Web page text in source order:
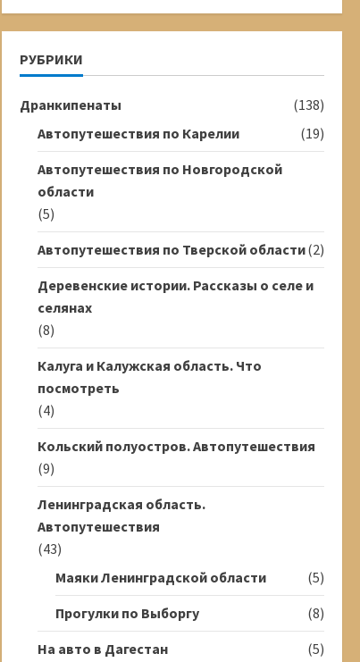
РУБРИКИ
Дранкипенаты
(138)
Автопутешествия по Карелии
(19)
Автопутешествия по Новгородской
области
(5)
Автопутешествия по Тверской области(2)
Деревенские истории. Рассказы о селе и
селянах
(8)
Калуга и Калужская область. Что
посмотреть
(4)
Кольский полуостров. Автопутешествия
(9)
Ленинградская область.
Автопутешествия
(43)
Маяки Ленинградской области
(5)
Прогулки по Выборгу
(8)
На авто в Дагестан
(5)